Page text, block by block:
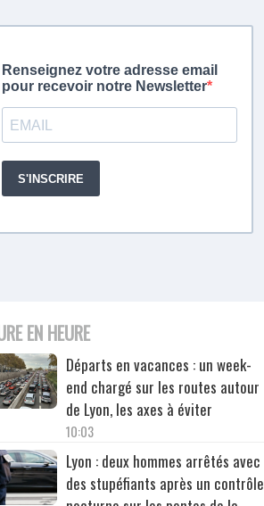
EN HEURE
Départs en vacances : un week-
end chargé sur les routes autour
de Lyon, les axes à éviter
10:03
Lyon : deux hommes arrêtés avec
des stupéfiants après un contrôle